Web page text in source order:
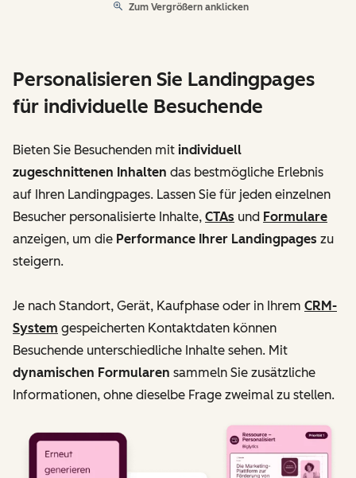
Zum Vergrößern anklicken
Personalisieren Sie Landingpages
für individuelle Besuchende
Bieten Sie Besuchenden mit individuell
zugeschnittenen Inhalten das bestmögliche Erlebnis
auf Ihren Landingpages. Lassen Sie für jeden einzelnen
Besucher personalisierte Inhalte, CTAs und Formulare
anzeigen, um die Performance Ihrer Landingpages zu
steigern.
Je nach Standort, Gerät, Kaufphase oder in Ihrem CRM-
System gespeicherten Kontaktdaten können
Besuchende unterschiedliche Inhalte sehen. Mit
dynamischen Formularen sammeln Sie zusätzliche
Informationen, ohne dieselbe Frage zweimal zu stellen.